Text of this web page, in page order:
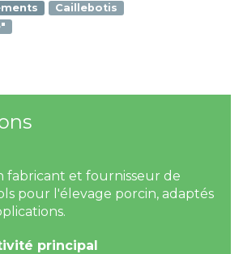
Caillebotis
fabricant et fournisseur de
pour l'élevage porcin, adaptés
principal